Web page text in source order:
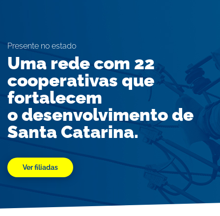
Presente no estado
Uma rede com 22
cooperativas que
fortalecem
o desenvolvimento de
Santa Catarina.
Ver filiadas